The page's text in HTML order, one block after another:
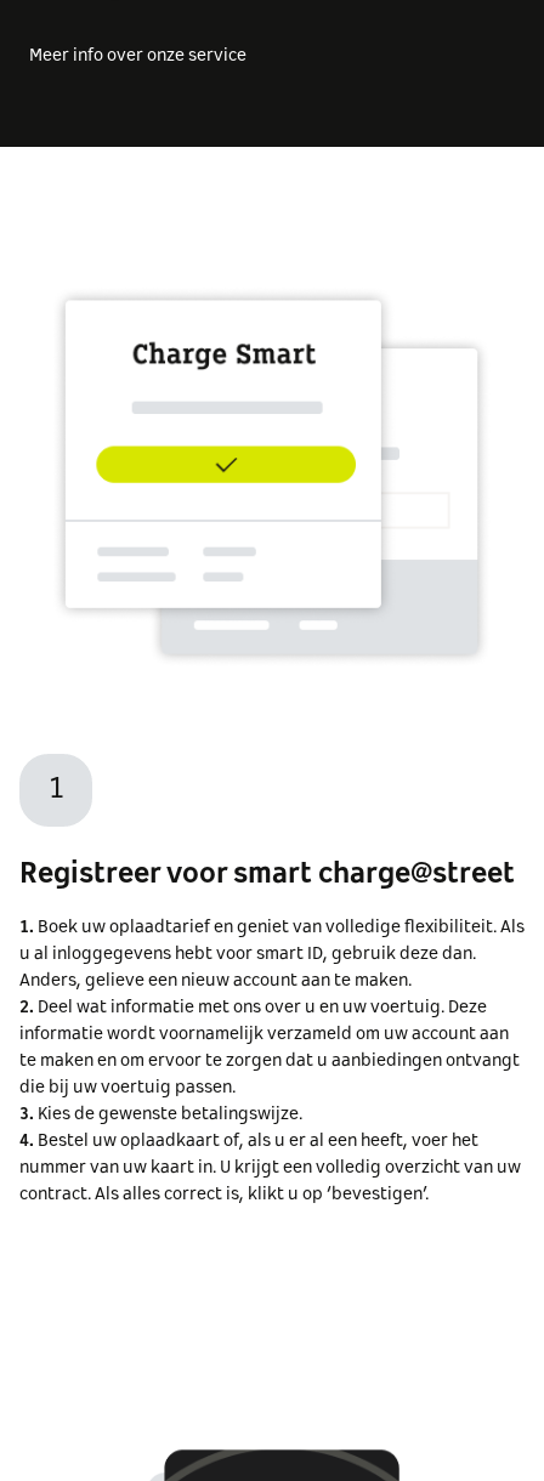
Meer info over onze service
1
Registreer voor smart charge@street
1. Boek uw oplaadtarief en geniet van volledige flexibiliteit. Als
u al inloggegevens hebt voor smart ID, gebruik deze dan.
Anders, gelieve een nieuw account aan te maken.
2. Deel wat informatie met ons over u en uw voertuig. Deze
informatie wordt voornamelijk verzameld om uw account aan
te maken en om ervoor te zorgen dat u aanbiedingen ontvangt
die bij uw voertuig passen.
3. Kies de gewenste betalingswijze.
4. Bestel uw oplaadkaart of, als u er al een heeft, voer het
nummer van uw kaart in. U krijgt een volledig overzicht van uw
contract. Als alles correct is, klikt u op ‘bevestigen’.